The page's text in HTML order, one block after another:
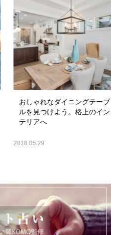
おしゃれなダイニングテーブ
ルを見つけよう。格上のイン
テリアへ
2018.05.29